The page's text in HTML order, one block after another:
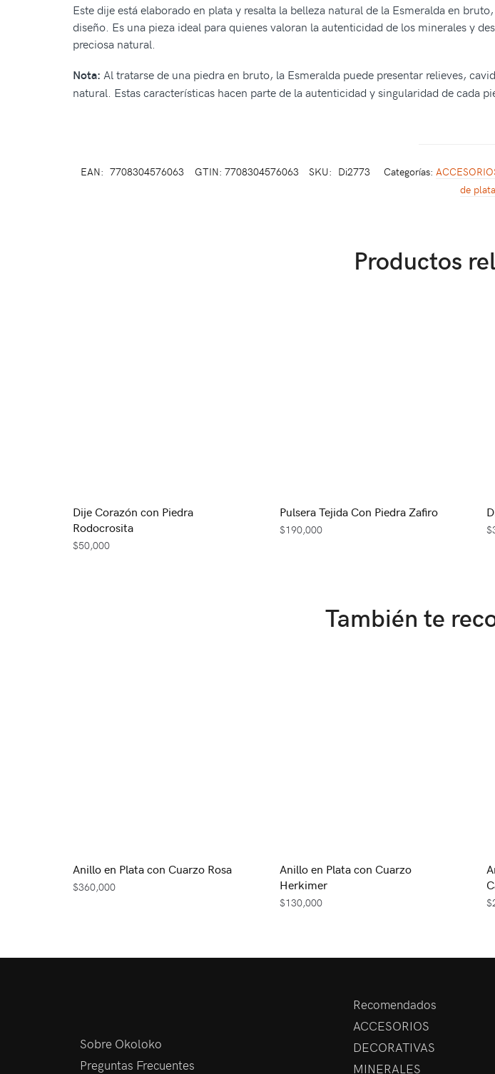
Este dije está elaborado en plata y resalta la belleza natural de la Esmeralda en
diseño. Es una pieza ideal para quienes valoran la autenticidad de los minerales y
preciosa natural.
Nota: Al tratarse de una piedra en bruto, la Esmeralda puede presentar relieves,
natural. Estas características hacen parte de la autenticidad y singularidad de cada
EAN: 7708304576063 GTIN: 7708304576063 SKU: Di2773 Categorías:
de plata
Productos
Dije Corazón con Piedra
Rodocrosita
$50,000
Pulsera Tejida Con Piedra Zafiro
$190,000 $
También te
Anillo en Plata con Cuarzo Rosa
$360,000
Anillo en Plata con Cuarzo
Herkimer
$130,000 $
Sobre Okoloko
Preguntas Frecuentes
Recomendados
ACCESORIOS
DECORATIVAS
MINERALES